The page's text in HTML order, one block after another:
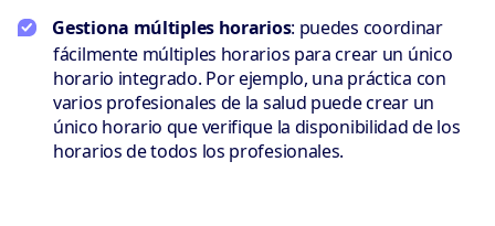
Gestiona múltiples horarios: puedes coordinar
fácilmente múltiples horarios para crear un único
horario integrado. Por ejemplo, una práctica con
varios profesionales de la salud puede crear un
único horario que verifique la disponibilidad de los
horarios de todos los profesionales.